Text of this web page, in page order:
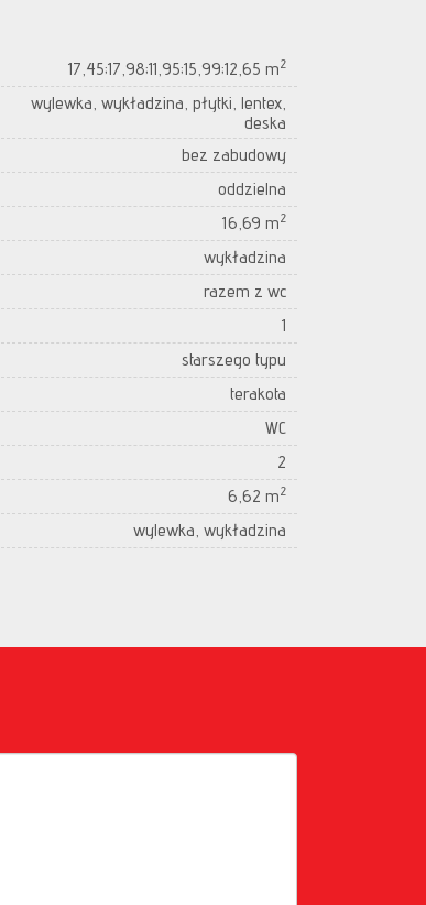
17,45;17,98;11,95;15,99;12,65 m2
wylewka, wykładzina, płytki, lentex,
deska
bez zabudowy
oddzielna
16,69 m2
wykładzina
razem z wc
1
starszego typu
terakota
WC
2
6,62 m2
wylewka, wykładzina